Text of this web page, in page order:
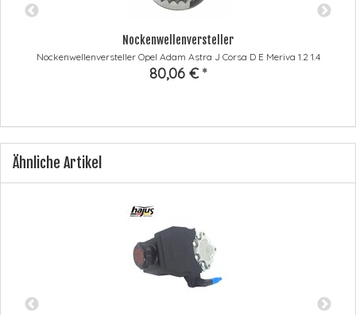
Nockenwellenversteller
Nockenwellenversteller Opel Adam Astra J Corsa D E Meriva 1.2 1.4
80,06 € *
Ähnliche Artikel